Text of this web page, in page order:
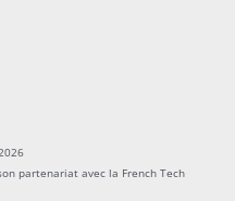
partenariat avec la French Tech